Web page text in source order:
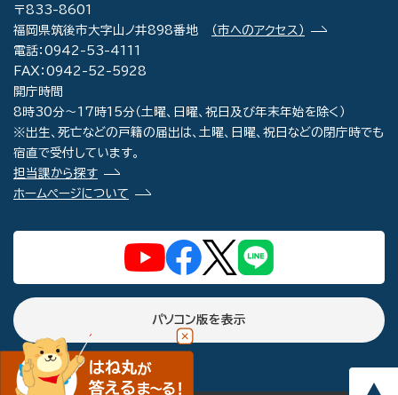
〒833-8601
福岡県筑後市大字山ノ井898番地
（市へのアクセス）
電話：0942-53-4111
FAX：0942-52-5928
開庁時間
8時30分～17時15分（土曜、日曜、祝日及び年末年始を除く）
※出生、死亡などの戸籍の届出は、土曜、日曜、祝日などの閉庁時でも
宿直で受付しています。
担当課から探す
ホームページについて
パソコン版を表示